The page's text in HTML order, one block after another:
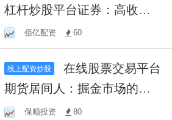
杠杆炒股平台证券：高收益
与高风险并存
佰亿配资 60
线上配资炒股
在线股票交易平台
期货居间人：掘金市场的桥
梁，助您实现财富增值
保顺投资 80